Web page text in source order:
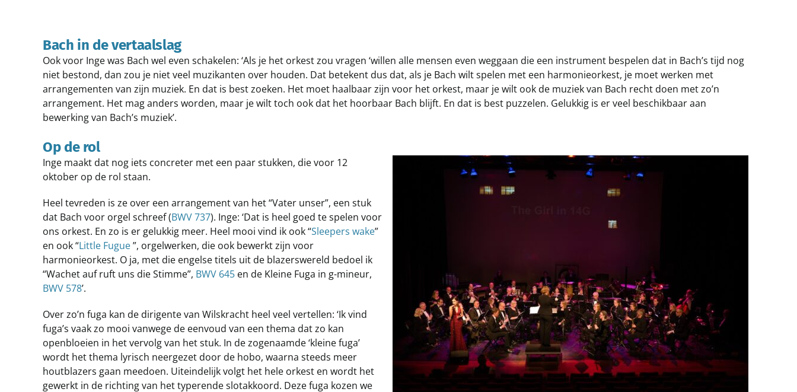
Bach in de vertaalslag
Ook voor Inge was Bach wel even schakelen: ‘Als je het orkest zou vragen ‘willen alle mensen even weggaan die een instrument bespelen dat in Bach’s tijd nog
niet bestond, dan zou je niet veel muzikanten over houden. Dat betekent dus dat, als je Bach wilt spelen met een harmonieorkest, je moet werken met
arrangementen van zijn muziek. En dat is best zoeken. Het moet haalbaar zijn voor het orkest, maar je wilt ook de muziek van Bach recht doen met zo’n
arrangement. Het mag anders worden, maar je wilt toch ook dat het hoorbaar Bach blijft. En dat is best puzzelen. Gelukkig is er veel beschikbaar aan
bewerking van Bach’s muziek’.
Op de rol
Inge maakt dat nog iets concreter met een paar stukken, die voor 12
oktober op de rol staan.
Heel tevreden is ze over een arrangement van het “Vater unser”, een stuk
dat Bach voor orgel schreef (BWV 737). Inge: ‘Dat is heel goed te spelen voor
ons orkest. En zo is er gelukkig meer. Heel mooi vind ik ook “Sleepers wake”
en ook “Little Fugue”, orgelwerken, die ook bewerkt zijn voor
harmonieorkest. O ja, met die engelse titels uit de blazerswereld bedoel ik
“Wachet auf ruft uns die Stimme”, BWV 645en de Kleine Fuga in g-mineur,
BWV 578’.
Over zo’n fuga kan de dirigente van Wilskracht heel veel vertellen: ‘Ik vind
fuga’s vaak zo mooi vanwege de eenvoud van een thema dat zo kan
openbloeien in het vervolg van het stuk. In de zogenaamde ‘kleine fuga’
wordt het thema lyrisch neergezet door de hobo, waarna steeds meer
houtblazers gaan meedoen. Uiteindelijk volgt het hele orkest en wordt het
gewerkt in de richting van het typerende slotakkoord. Deze fuga kozen we